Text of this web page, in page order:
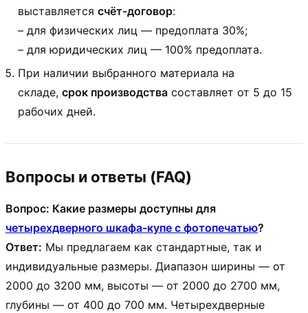
выставляется счёт‑договор:
– для физических лиц — предоплата 30%;
– для юридических лиц — 100% предоплата.
При наличии выбранного материала на
складе, срок производства составляет от 5 до 15
рабочих дней.
Вопросы и ответы (FAQ)
Вопрос: Какие размеры доступны для
четырехдверного шкафа-купе с фотопечатью?
Ответ: Мы предлагаем как стандартные, так и
индивидуальные размеры. Диапазон ширины — от
2000 до 3200 мм, высоты — от 2000 до 2700 мм,
глубины — от 400 до 700 мм. Четырехдверные